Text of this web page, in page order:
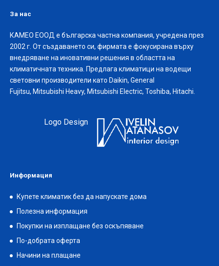
За нас
КАМЕО ЕООД е българска частна компания, учредена през
2002 г. От създаването си, фирмата е фокусирана върху
внедряване на иновативни решения в областта на
климатичната техника. Предлага климатици на водещи
световни производители като Daikin, General
Fujitsu, Mitsubishi Heavy, Mitsubishi Electric, Toshiba, Hitachi.
Logo Design
Информация
Купете климатик без да напускате дома
Полезна информация
Покупки на изплащане без оскъпяване
По-добрата оферта
Начини на плащане